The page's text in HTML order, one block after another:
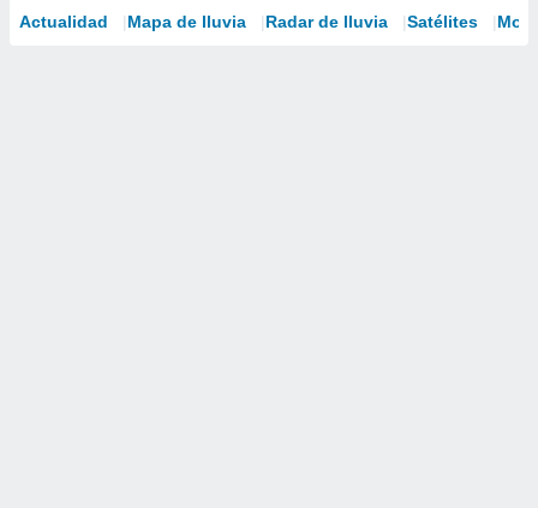
Actualidad Mapa de lluvia Radar de lluvia Satélites